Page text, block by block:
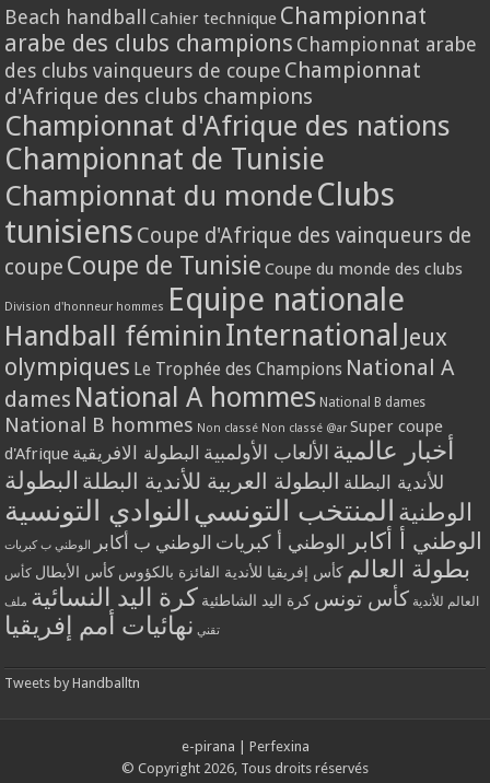
Beach handball Cahier technique Championnat
arabe des clubs champions Championnat arabe
des clubs vainqueurs de coupe Championnat
d'Afrique des clubs champions
Championnat d'Afrique des nations
Championnat de Tunisie
Championnat du monde Clubs
tunisiens Coupe d'Afrique des vainqueurs de
coupe Coupe de Tunisie Coupe du monde des clubs
Division d'honneur hommes Equipe nationale
Handball féminin International Jeux
olympiques Le Trophée des Champions National A
dames National A hommes National B dames
National B hommes Non classé Non classé @ar Super coupe
d'Afrique
أخبار عالمية الألعاب الأولمبية البطولة الافريقية
للأندية البطلة البطولة العربية للأندية البطلة البطولة
الوطنية المنتخب التونسي النوادي التونسية
الوطني أ أكابر الوطني أ كبريات الوطني ب أكابر الوطني ب كبريات
بطولة العالم كأس إفريقيا للأندية الفائزة بالكؤوس كأس الأبطال كأس
العالم للأندية كأس تونس كرة اليد الشاطئية كرة اليد النسائية ملف
تقني نهائيات أمم إفريقيا
Tweets by Handballtn
e-pirana
Perfexina
© Copyright 2026, Tous droits réservés